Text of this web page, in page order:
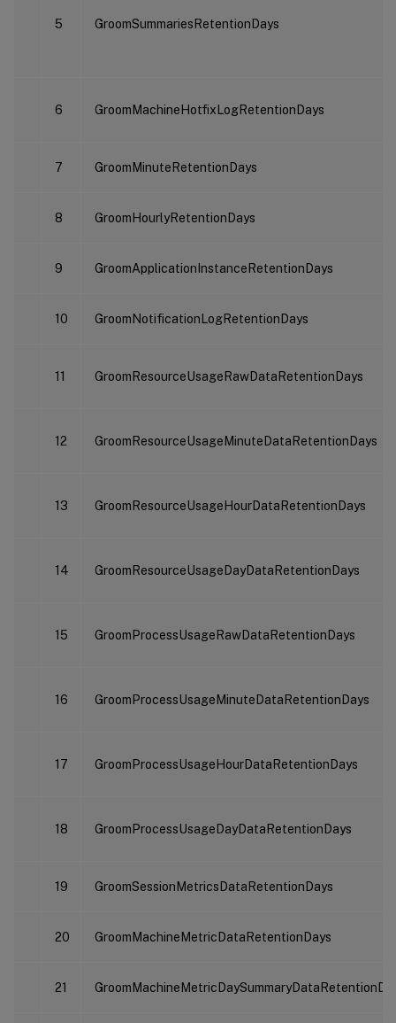
5 GroomSummariesRetentionDays
6 GroomMachineHotfixLogRetentionDays
7 GroomMinuteRetentionDays
8 GroomHourlyRetentionDays
9 GroomApplicationInstanceRetentionDays
10 GroomNotificationLogRetentionDays
11 GroomResourceUsageRawDataRetentionDays
12 GroomResourceUsageMinuteDataRetentionDays
13 GroomResourceUsageHourDataRetentionDays
14 GroomResourceUsageDayDataRetentionDays
15 GroomProcessUsageRawDataRetentionDays
16 GroomProcessUsageMinuteDataRetentionDays
17 GroomProcessUsageHourDataRetentionDays
18 GroomProcessUsageDayDataRetentionDays
19 GroomSessionMetricsDataRetentionDays
20 GroomMachineMetricDataRetentionDays
21